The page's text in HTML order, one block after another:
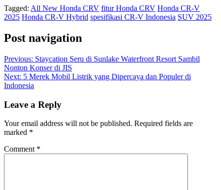
Tagged: All New Honda CRV fitur Honda CRV Honda CR-V
2025 Honda CR-V Hybrid spesifikasi CR-V Indonesia SUV 2025
Post navigation
Previous: Staycation Seru di Sunlake Waterfront Resort Sambil
Nonton Konser di JIS
Next: 5 Merek Mobil Listrik yang Dipercaya dan Populer di
Indonesia
Leave a Reply
Your email address will not be published. Required fields are
marked *
Comment *